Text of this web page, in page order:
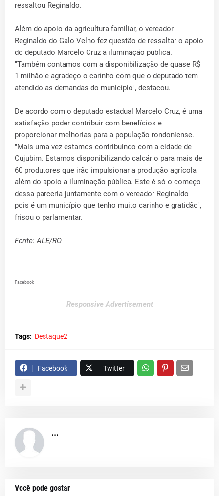
ressaltou Reginaldo.
Além do apoio da agricultura familiar, o vereador
Reginaldo do Galo Velho fez questão de ressaltar o apoio
do deputado Marcelo Cruz à iluminação pública.
"Também contamos com a disponibilização de quase R$
1 milhão e agradeço o carinho com que o deputado tem
atendido as demandas do município", destacou.
De acordo com o deputado estadual Marcelo Cruz, é uma
satisfação poder contribuir com benefícios e
proporcionar melhorias para a população rondoniense.
"Mais uma vez estamos contribuindo com a cidade de
Cujubim. Estamos disponibilizando calcário para mais de
60 produtores que irão impulsionar a produção agrícola
além do apoio a iluminação pública. Este é só o começo
dessa parceria juntamente com o vereador Reginaldo
pois é um município que tenho muito carinho e gratidão",
frisou o parlamentar.
Fonte: ALE/RO
Facebook
Responsive Advertisement
Tags: Destaque2
Facebook Twitter
...
Você pode gostar